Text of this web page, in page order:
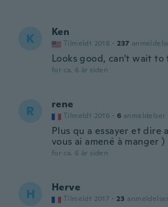
K Ken
Tilmeldt 2018 · 237
Looks good, can't wait to
for ca. 6 år siden
R rene
Tilmeldt 2016 · 6 anmeldelser
Plus qu a essayer et dire
vous ai amené à manger )
for ca. 6 år siden
H Herve
Tilmeldt 2017 · 23 anmeldelser